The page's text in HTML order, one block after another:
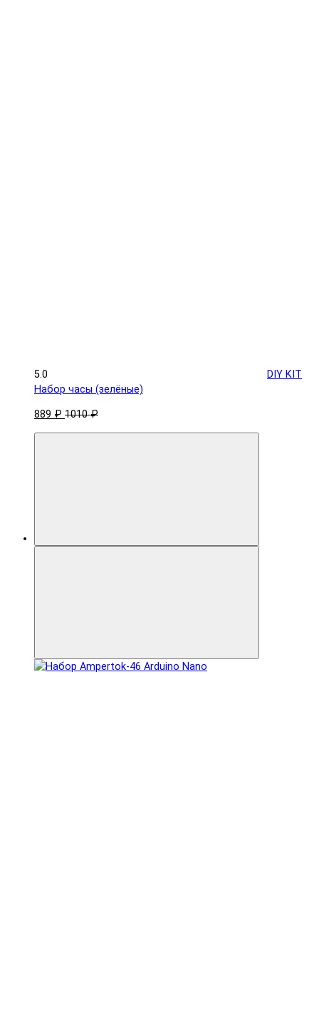
5.0
DIY KIT
Набор часы (зелёные)
889 ₽ 1010 ₽